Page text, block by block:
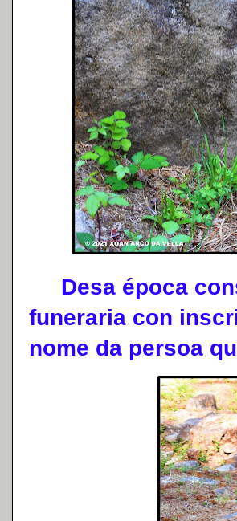
Desa época
funeraria con
nome da persoa